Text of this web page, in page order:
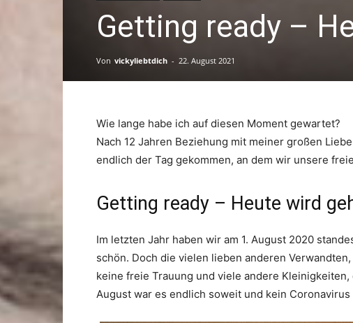
Getting ready –
Von vickyliebtdich - 22. August 2021
Wie lange habe ich auf diesen Moment gewartet?
Nach 12 Jahren Beziehung mit meiner großen
endlich der Tag gekommen, an dem wir unsere
Getting ready – Heute wird
Im letzten Jahr haben wir am 1. August 2020
schön. Doch die vielen lieben anderen
keine freie Trauung und viele andere
August war es endlich soweit und kein